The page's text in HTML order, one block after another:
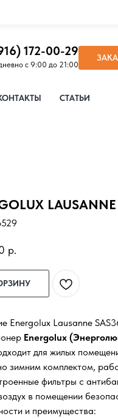
172-00-29
с 9:00 до 21:00
СТАТЬИ
р.
Energolux Lausanne
Energolux
для жилых
зимним комплектом,
фильтры с
в помещении
и преимущества: